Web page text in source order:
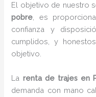
El objetivo de nuestro
pobre, es
confianza y
cumplidos, y
objetivo.
La renta de trajes en
demanda con mano